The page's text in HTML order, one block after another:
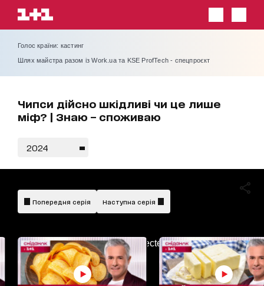
Голос країни: кастинг
Шлях майстра разом із Work.ua та KSE ProfTech - спецпроєкт
Чипси дійсно шкідливі чи це лише
міф? | Знаю – споживаю
2024
AdBlockDetected!
Попередня серія Наступна серія